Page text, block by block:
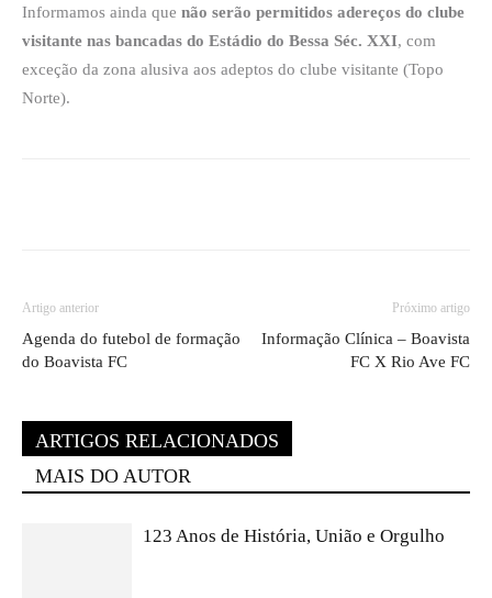
Informamos ainda que não serão permitidos adereços do clube
visitante nas bancadas do Estádio do Bessa Séc. XXI, com
exceção da zona alusiva aos adeptos do clube visitante (Topo
Norte).
Artigo anterior
Agenda do futebol de formação
do Boavista FC
Próximo artigo
Informação Clínica – Boavista
FC X Rio Ave FC
ARTIGOS RELACIONADOS
MAIS DO AUTOR
123 Anos de História, União e Orgulho